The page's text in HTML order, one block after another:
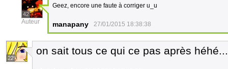
42
Auteur
Geez, encore une faute à corriger u_u
manapany 27/01/2015 18:38:38
22
on sait tous ce qui ce pas après